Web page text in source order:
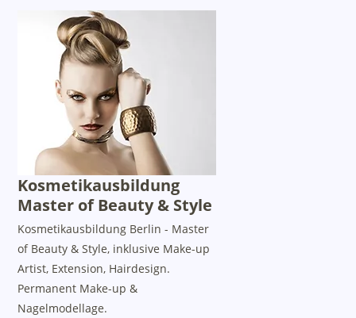
Kosmetikausbildung
Master of Beauty & Style
Kosmetikausbildung Berlin - Master
of Beauty & Style, inklusive Make-up
Artist, Extension, Hairdesign.
Permanent Make-up &
Nagelmodellage.